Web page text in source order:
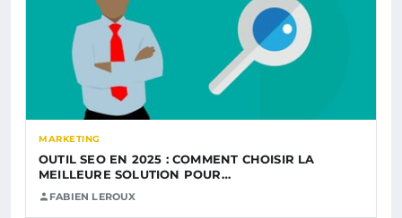
MARKETING
OUTIL SEO EN 2025 : COMMENT CHOISIR LA
MEILLEURE SOLUTION POUR…
FABIEN LEROUX